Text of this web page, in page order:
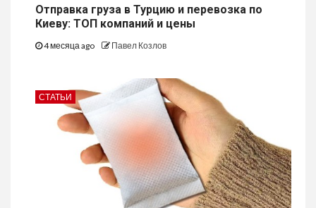
Отправка груза в Турцию и перевозка по
Киеву: ТОП компаний и цены
4 месяца ago Павел Козлов
СТАТЬИ